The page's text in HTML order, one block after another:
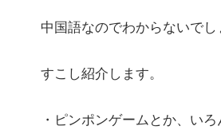
中国語なのでわからないでし
すこし紹介します。
・ピンポンゲームとか、いろ